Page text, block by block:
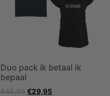
Duo pack ik betaal ik
bepaal
€49,95 €29,95